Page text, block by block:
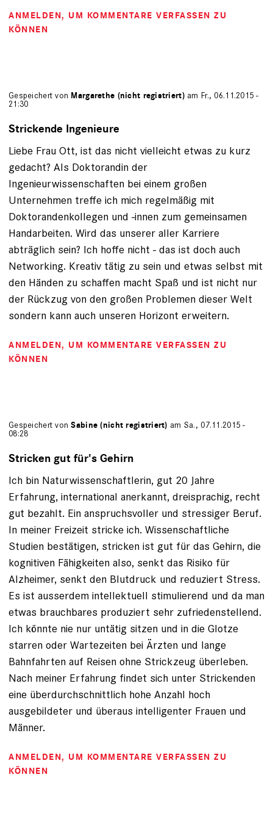
ANMELDEN, UM KOMMENTARE VERFASSEN ZU
KÖNNEN
Gespeichert von Margarethe (nicht registriert)am Fr., 06.11.2015 -
21:30
Strickende Ingenieure
Liebe Frau Ott, ist das nicht vielleicht etwas zu kurz
gedacht? Als Doktorandin der
Ingenieurwissenschaften bei einem großen
Unternehmen treffe ich mich regelmäßig mit
Doktorandenkollegen und -innen zum gemeinsamen
Handarbeiten. Wird das unserer aller Karriere
abträglich sein? Ich hoffe nicht - das ist doch auch
Networking. Kreativ tätig zu sein und etwas selbst mit
den Händen zu schaffen macht Spaß und ist nicht nur
der Rückzug von den großen Problemen dieser Welt
sondern kann auch unseren Horizont erweitern.
ANMELDEN, UM KOMMENTARE VERFASSEN ZU
KÖNNEN
Gespeichert vonSabine (nicht registriert) am Sa., 07.11.2015 -
08:28
Stricken gut für's Gehirn
Ich bin Naturwissenschaftlerin, gut 20 Jahre
Erfahrung, international anerkannt, dreisprachig, recht
gut bezahlt. Ein anspruchsvoller und stressiger Beruf.
In meiner Freizeit stricke ich. Wissenschaftliche
Studien bestätigen, stricken ist gut für das Gehirn, die
kognitiven Fähigkeiten also, senkt das Risiko für
Alzheimer, senkt den Blutdruck und reduziert Stress.
Es ist ausserdem intellektuell stimulierend und da man
etwas brauchbares produziert sehr zufriedenstellend.
Ich könnte nie nur untätig sitzen und in die Glotze
starren oder Wartezeiten bei Ärzten und lange
Bahnfahrten auf Reisen ohne Strickzeug überleben.
Nach meiner Erfahrung findet sich unter Strickenden
eine überdurchschnittlich hohe Anzahl hoch
ausgebildeter und überaus intelligenter Frauen und
Männer.
ANMELDEN, UM KOMMENTARE VERFASSEN ZU
KÖNNEN